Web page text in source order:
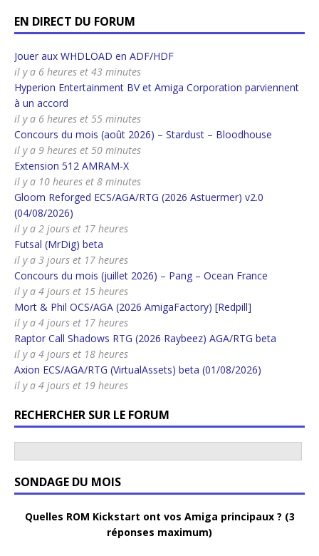
EN DIRECT DU FORUM
Jouer aux WHDLOAD en ADF/HDF
il y a 6 heures et 43 minutes
Hyperion Entertainment BV et Amiga Corporation parviennent
à un accord
il y a 6 heures et 55 minutes
Concours du mois (août 2026) – Stardust – Bloodhouse
il y a 9 heures et 50 minutes
Extension 512 AMRAM-X
il y a 10 heures et 8 minutes
Gloom Reforged ECS/AGA/RTG (2026 Astuermer) v2.0
(04/08/2026)
il y a 2 jours et 17 heures
Futsal (MrDig) beta
il y a 3 jours et 17 heures
Concours du mois (juillet 2026) – Pang – Ocean France
il y a 4 jours et 15 heures
Mort & Phil OCS/AGA (2026 AmigaFactory) [Redpill]
il y a 4 jours et 17 heures
Raptor Call Shadows RTG (2026 Raybeez) AGA/RTG beta
il y a 4 jours et 18 heures
Axion ECS/AGA/RTG (VirtualAssets) beta (01/08/2026)
il y a 4 jours et 19 heures
RECHERCHER SUR LE FORUM
SONDAGE DU MOIS
Quelles ROM Kickstart ont vos Amiga principaux ? (3
réponses maximum)